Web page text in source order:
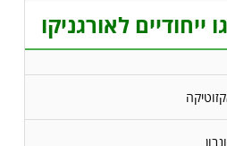
ייחודיים לאורגניקו